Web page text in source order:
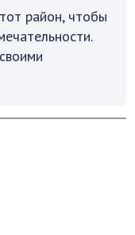
район, чтобы